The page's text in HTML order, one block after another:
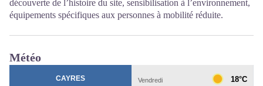
découverte de l’histoire du site, sensibilisation à l’environnement,
équipements spécifiques aux personnes à mobilité réduite.
Météo